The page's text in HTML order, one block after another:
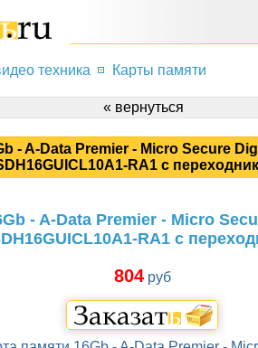
техника Карты памяти
« вернуться
- A-Data Premier - Micro Secure
RA1 с
- A-Data Premier - Micro
RA1 с
804руб